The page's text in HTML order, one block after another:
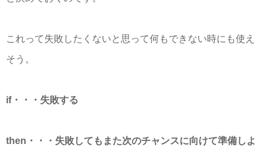
これって失敗したくないと思って何もできない時にも使え
そう。
if・・・失敗する
then・・・失敗してもまた次のチャンスに向けて準備しよ